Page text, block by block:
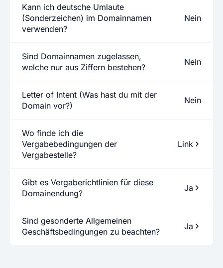
Kann ich deutsche Umlaute
(Sonderzeichen) im Domainnamen
verwenden?
Nein
Sind Domainnamen zugelassen,
welche nur aus Ziffern bestehen?
Nein
Letter of Intent (Was hast du mit der
Domain vor?)
Nein
Wo finde ich die
Vergabebedingungen der
Vergabestelle?
Link
Gibt es Vergaberichtlinien für diese
Domainendung?
Ja
Sind gesonderte Allgemeinen
Geschäftsbedingungen zu beachten?
Ja